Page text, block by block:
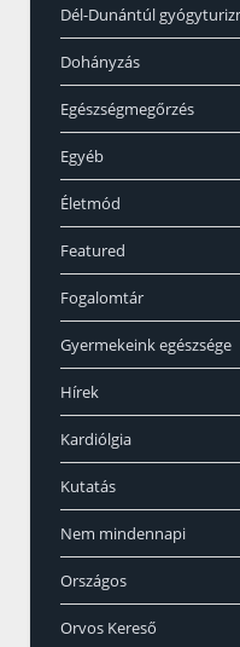
Dél-Dunántúl
Dohányzás
Egészségmegőrzés
Egyéb
Életmód
Featured
Fogalomtár
Gyermekeink egészsége
Hírek
Kardiólgia
Kutatás
Nem mindennapi
Országos
Orvos Kereső